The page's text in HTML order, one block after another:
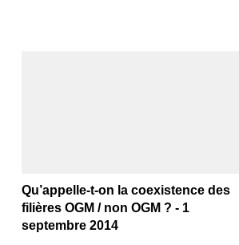
Qu’appelle-t-on la coexistence des
filières OGM / non OGM ? - 1
septembre 2014